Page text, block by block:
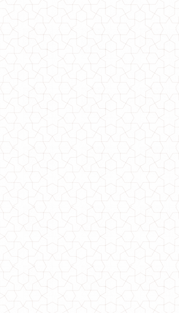
платье с двумя разрезами
660.00грн.
950.00грн.